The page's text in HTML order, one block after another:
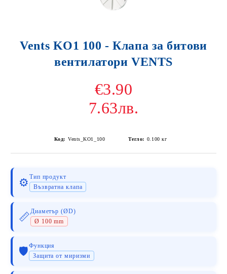
Vents KO1 100 - Клапа за битови
вентилатори VENTS
€3.90
7.63лв.
Код: Vents_KO1_100 Тегло: 0.100 кг
⚙️ Тип продукт
Възвратна клапа
📏Диаметър (ØD)
Ø 100 mm
🛡️Функция
Защита от миризми